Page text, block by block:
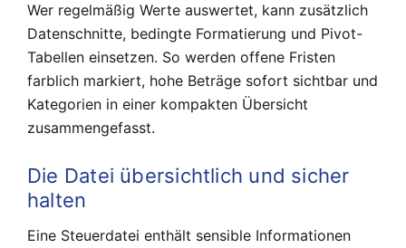
Wer regelmäßig Werte auswertet, kann zusätzlich
Datenschnitte, bedingte Formatierung und Pivot-
Tabellen einsetzen. So werden offene Fristen
farblich markiert, hohe Beträge sofort sichtbar und
Kategorien in einer kompakten Übersicht
zusammengefasst.
Die Datei übersichtlich und sicher
halten
Eine Steuerdatei enthält sensible Informationen